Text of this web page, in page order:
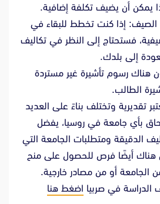
يمكن أن يضيف تكلفة إضافية.
الصيف: إذا كنت تخطط للبقاء في
فستحتاج إلى النظر في تكاليف
إلى بلدك.
هناك رسوم تأشيرة غير مستردة
الطالب.
تقديرية وتختلف بناءً على العديد
بأي جامعة في روسيا، يفضل
الدقيقة ومتطلبات الجامعة التي
هناك أيضًا فرص للحصول على منح
الجامعة أو من مصادر خارجية.
الدراسة في صربيا اضغط هنا